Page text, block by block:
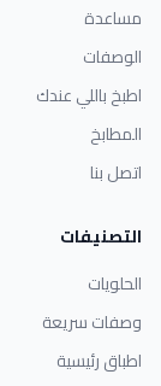
مساعدة
الوصفات
اطبخ باللي عندك
المطابخ
اتصل بنا
التصنيفات
الحلويات
وصفات سريعة
اطباق رئيسية